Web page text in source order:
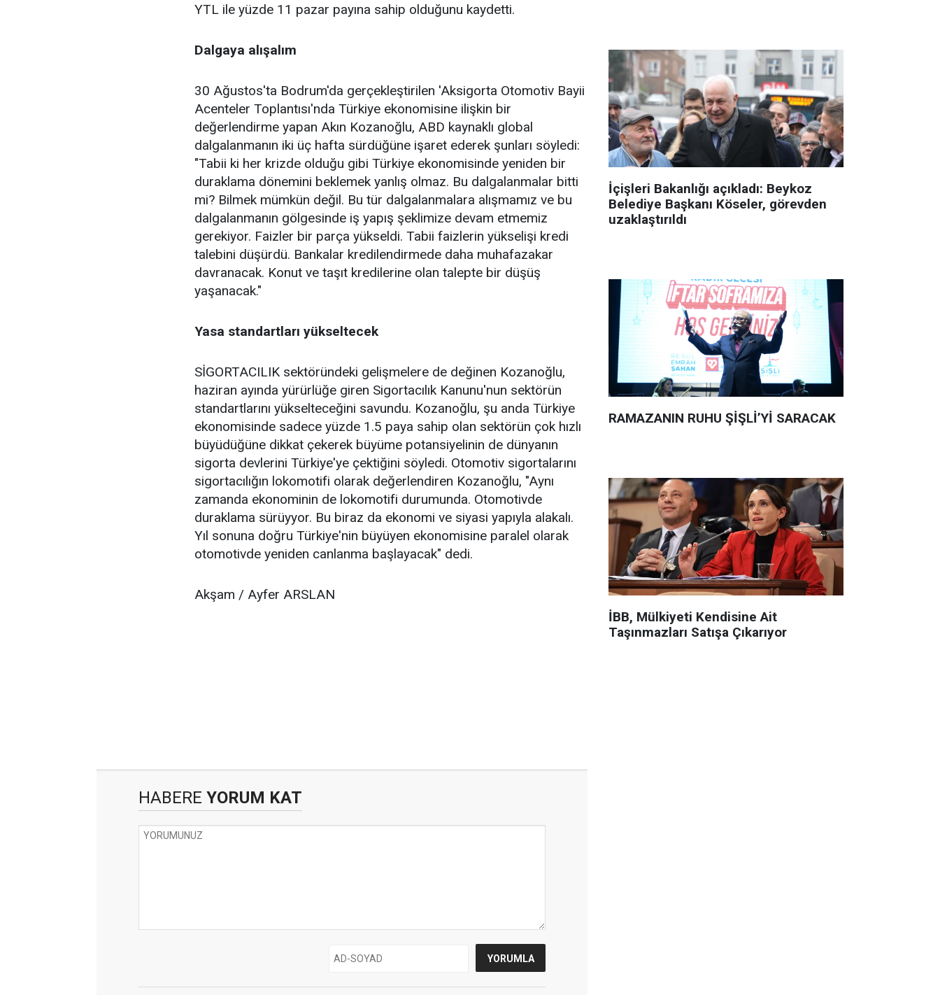
YTL ile yüzde 11 pazar payına sahip olduğunu kaydetti.
Dalgaya alışalım
30 Ağustos'ta Bodrum'da gerçekleştirilen 'Aksigorta Otomotiv Bayii
Acenteler Toplantısı'nda Türkiye ekonomisine ilişkin bir
değerlendirme yapan Akın Kozanoğlu, ABD kaynaklı global
dalgalanmanın iki üç hafta sürdüğüne işaret ederek şunları söyledi:
"Tabii ki her krizde olduğu gibi Türkiye ekonomisinde yeniden bir
duraklama dönemini beklemek yanlış olmaz. Bu dalgalanmalar bitti
mi? Bilmek mümkün değil. Bu tür dalgalanmalara alışmamız ve bu
dalgalanmanın gölgesinde iş yapış şeklimize devam etmemiz
gerekiyor. Faizler bir parça yükseldi. Tabii faizlerin yükselişi kredi
talebini düşürdü. Bankalar kredilendirmede daha muhafazakar
davranacak. Konut ve taşıt kredilerine olan talepte bir düşüş
yaşanacak."
Yasa standartları yükseltecek
SİGORTACILIK sektöründeki gelişmelere de değinen Kozanoğlu,
haziran ayında yürürlüğe giren Sigortacılık Kanunu'nun sektörün
standartlarını yükselteceğini savundu. Kozanoğlu, şu anda Türkiye
ekonomisinde sadece yüzde 1.5 paya sahip olan sektörün çok hızlı
büyüdüğüne dikkat çekerek büyüme potansiyelinin de dünyanın
sigorta devlerini Türkiye'ye çektiğini söyledi. Otomotiv sigortalarını
sigortacılığın lokomotifi olarak değerlendiren Kozanoğlu, "Aynı
zamanda ekonominin de lokomotifi durumunda. Otomotivde
duraklama sürüyyor. Bu biraz da ekonomi ve siyasi yapıyla alakalı.
Yıl sonuna doğru Türkiye'nin büyüyen ekonomisine paralel olarak
otomotivde yeniden canlanma başlayacak" dedi.
Akşam / Ayfer ARSLAN
HABERE YORUM KAT
İçişleri Bakanlığı açıkladı: Beykoz
Belediye Başkanı Köseler, görevden
uzaklaştırıldı
RAMAZANIN RUHU ŞİŞLİ’Yİ SARACAK
İBB, Mülkiyeti Kendisine Ait
Taşınmazları Satışa Çıkarıyor